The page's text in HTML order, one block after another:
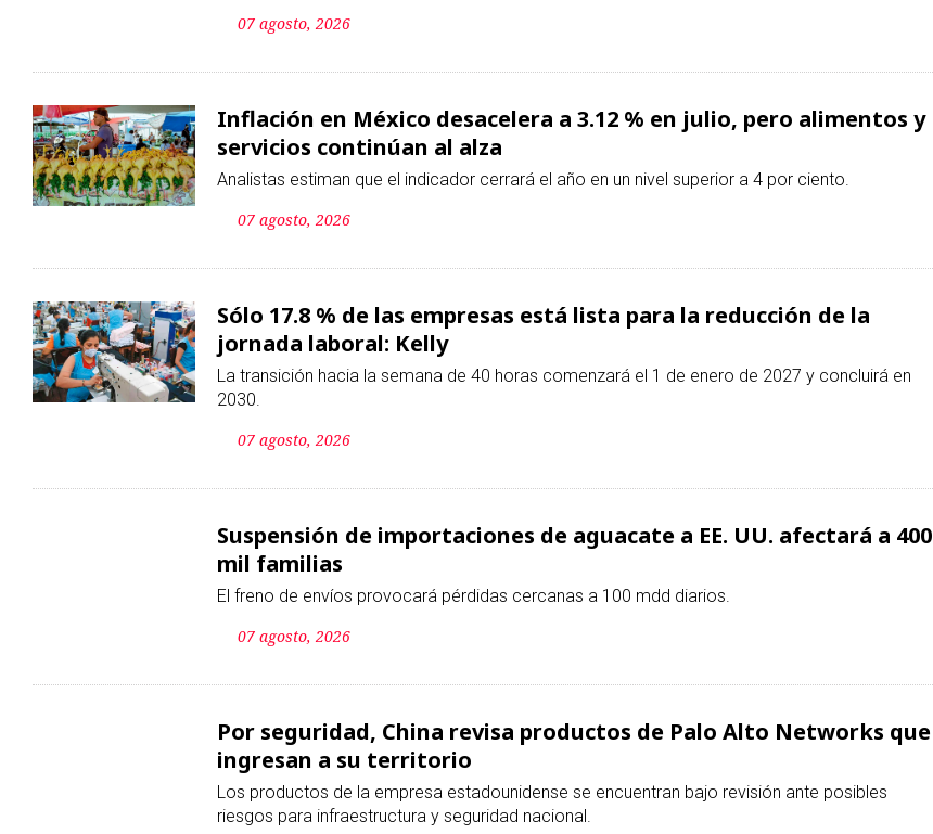
07 agosto, 2026
Inflación en México desacelera a 3.12 % en julio, pero alimentos y
servicios continúan al alza
Analistas estiman que el indicador cerrará el año en un nivel superior a 4 por ciento.
07 agosto, 2026
Sólo 17.8 % de las empresas está lista para la reducción de la
jornada laboral: Kelly
La transición hacia la semana de 40 horas comenzará el 1 de enero de 2027 y concluirá en
2030.
07 agosto, 2026
Suspensión de importaciones de aguacate a EE. UU. afectará a 400
mil familias
El freno de envíos provocará pérdidas cercanas a 100 mdd diarios.
07 agosto, 2026
Por seguridad, China revisa productos de Palo Alto Networks que
ingresan a su territorio
Los productos de la empresa estadounidense se encuentran bajo revisión ante posibles
riesgos para infraestructura y seguridad nacional.